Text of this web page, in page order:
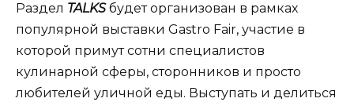
Раздел TALKSбудет организован в рамках
популярной выставки Gastro Fair, участие в
которой примут сотни специалистов
кулинарной сферы, сторонников и просто
любителей уличной еды. Выступать и делиться